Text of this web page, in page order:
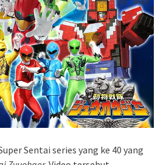
Sentai series yang ke 40 yang